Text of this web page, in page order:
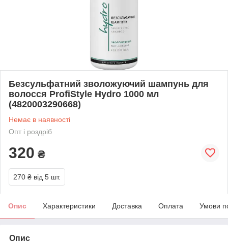
Безсульфатний зволожуючий шампунь для
волосся ProfiStyle Hydro 1000 мл
(4820003290668)
Немає в наявності
Опт і роздріб
320 ₴
270 ₴ від 5 шт.
Опис Характеристики Доставка Оплата Умови
Опис